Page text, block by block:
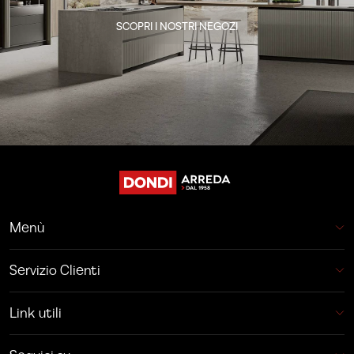
SCOPRI I NOSTRI NEGOZI
Menù
Servizio Clienti
Link utili